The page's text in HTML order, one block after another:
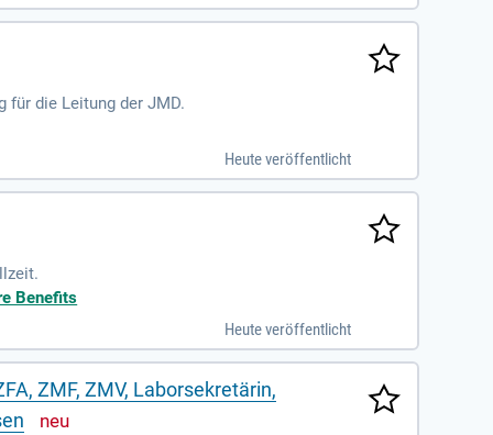
für die Leitung der JMD.
Heute veröffentlicht
Benefits
Heute veröffentlicht
ZMF, ZMV, Laborsekretärin,